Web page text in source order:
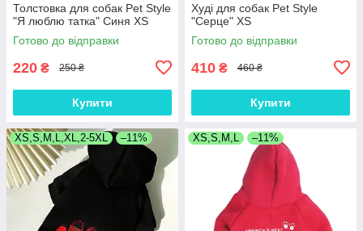
Толстовка для собак Pet Style
"Я люблю татка" Синя XS
Готово до відправки
220 ₴ 250 ₴
Купити
Худі для собак Pet Style
"Серце" XS
Готово до відправки
410 ₴ 460 ₴
Купити
XS,S,M,L,XL,2-5XL –11% XS,S,M,L –11%